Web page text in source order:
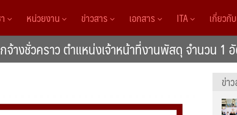
หน่วยงาน ข่าวสาร เอกสาร ITA เกี่ยวกั
งชั่วคราว ตำแหน่งเจ้าหน้าที่งานพัสดุ จำนวน 1
ข่า